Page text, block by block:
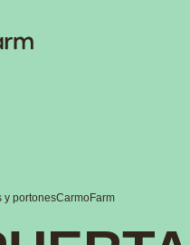
y portonesCarmoFarm